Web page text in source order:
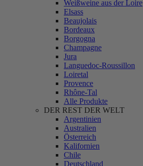
Weißweine aus der Loire
Elsass
Beaujolais
Bordeaux
Borgogna
Champagne
Jura
Languedoc-Roussillon
Loiretal
Provence
Rhône-Tal
Alle Produkte
DER REST DER WELT
Argentinien
Australien
Österreich
Kalifornien
Chile
Deutschland